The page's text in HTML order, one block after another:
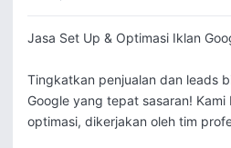
Jasa Set Up & Optimasi Iklan
Tingkatkan penjualan dan leads
Google yang tepat sasaran!
optimasi, dikerjakan oleh tim